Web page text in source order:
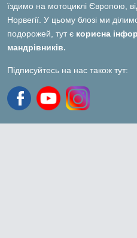
їздимо на мотоциклі Європою,
Норвегії. У цьому блозі ми
подорожей, тут є корисна
мандрівників.
Підписуйтесь на нас також тут: